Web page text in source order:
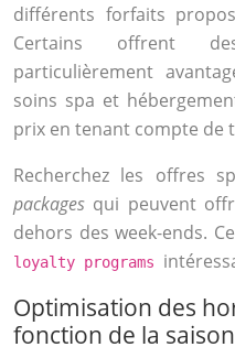
différents forfaits
Certains offrent
particulièrement
soins spa et
prix en tenant compte de
Recherchez les offres
packages qui peuvent
dehors des week-ends.
loyalty programs
Optimisation des
fonction de la saison